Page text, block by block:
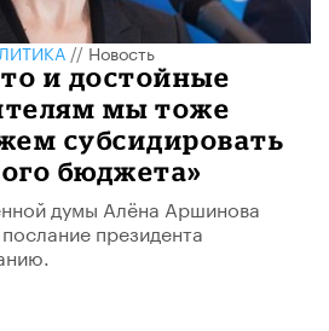
//Новость
и достойные
мы тоже
субсидировать
бюджета»
думы Алёна Аршинова
президента